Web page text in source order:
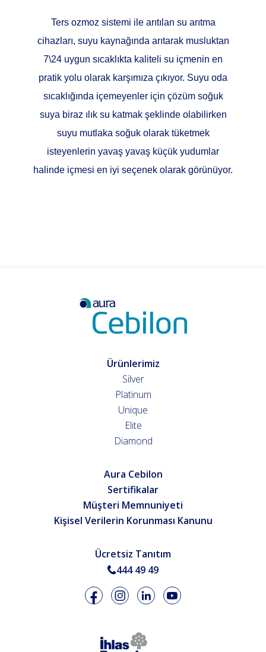
Ters ozmoz sistemi ile arıtılan su arıtma
cihazları, suyu kaynağında arıtarak musluktan
7\24 uygun sıcaklıkta kaliteli su içmenin en
pratik yolu olarak karşımıza çıkıyor. Suyu oda
sıcaklığında içemeyenler için çözüm soğuk
suya biraz ılık su katmak şeklinde olabilirken
suyu mutlaka soğuk olarak tüketmek
isteyenlerin yavaş yavaş küçük yudumlar
halinde içmesi en iyi seçenek olarak görünüyor.
Ürünlerimiz
Silver
Platinum
Unique
Elite
Diamond
Aura Cebilon
Sertifikalar
Müşteri Memnuniyeti
Kişisel Verilerin Korunması Kanunu
Ücretsiz Tanıtım
444 49 49